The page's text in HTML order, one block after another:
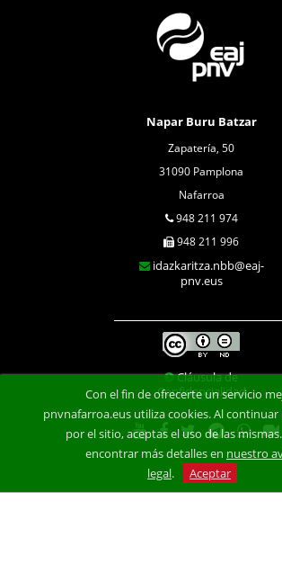
Napar Buru Batzar
Zapatería, 50
31090 Pamplona
Nafarroa
948 211 974
948 211 996
idazkaritza.nbb@eaj-
pnv.eus
Cláusula de
Confidencialidad
Con el fin de ofrecerte un servicio
pnvnafarroa.eus utiliza cookies. Al continuar
por el sitio, aceptas el uso de las
encontrar más detalles en nuestro
legal. Aceptar